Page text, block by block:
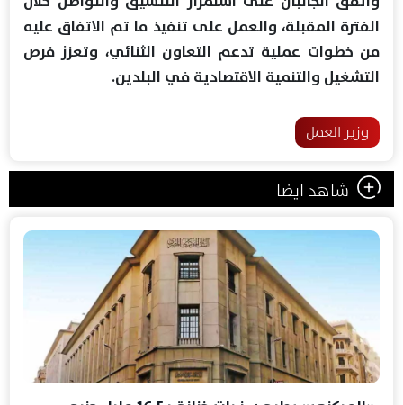
الفترة المقبلة، والعمل على تنفيذ ما تم الاتفاق عليه
من خطوات عملية تدعم التعاون الثنائي، وتعزز فرص
التشغيل والتنمية الاقتصادية في البلدين.
وزير العمل
شاهد ايضا